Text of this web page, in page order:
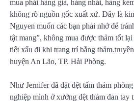
mua phải hàng giả, hàng nhái, hàng
không rõ nguồn gốc xuất xứ. Đây là
Nguyen muốn các bạn phải nhớ để
tật mang”, không mua được thảm tốt
tiết xấu đi khi trang trí bằng
huyện An Lão, TP. Hải Phòng.
Như Jernifer đã đặt dệt tấm thảm
nghiệp mình ở xưởng dệt thảm đan tay